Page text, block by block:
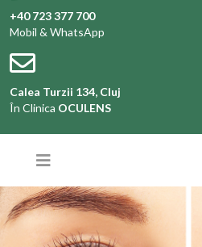
+40 723 377 700
Mobil & WhatsApp
Calea Turzii 134, Cluj
În Clinica OCULENS